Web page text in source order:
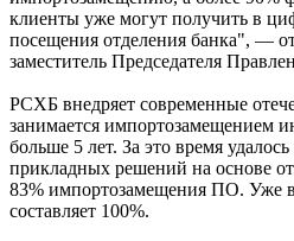
клиенты уже могут получить в
посещения отделения банка", —
заместитель Председателя
РСХБ внедряет современные
занимается импортозамещением
больше 5 лет. За это время
прикладных решений на основе
83% импортозамещения ПО. Уже в
составляет 100%.